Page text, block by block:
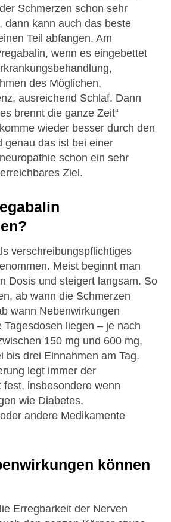
Schmerzen schon sehr
dann kann auch das beste
Teil abfangen. Am
wenn es eingebettet
des Möglichen,
ausreichend Schlaf. Dann
brennt die ganze Zeit“
wieder besser durch den
genau das ist bei einer
schon ein sehr
Ziel.
verschreibungspflichtiges
Meist beginnt man
Dosis und steigert langsam. So
ab wann die Schmerzen
wann Nebenwirkungen
Tagesdosen liegen – je nach
150 mg und 600 mg,
bis drei Einnahmen am Tag.
legt immer der
fest, insbesondere wenn
wie Diabetes,
andere Medikamente
können
Erregbarkeit der Nerven